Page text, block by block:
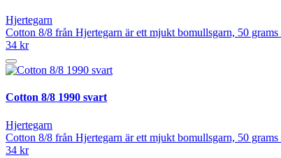
Hjertegarn
Cotton 8/8 från Hjertegarn är ett mjukt bomullsgarn, 50 grams
34 kr
Cotton 8/8 1990 svart
Hjertegarn
Cotton 8/8 från Hjertegarn är ett mjukt bomullsgarn, 50 grams
34 kr